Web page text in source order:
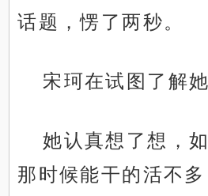
话题，愣了两秒。
宋珂在试图了解
她认真想了想，
那时候能干的活不